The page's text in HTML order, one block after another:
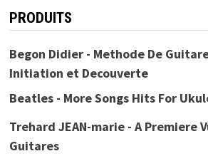
PRODUITS
Begon Didier - Methode De
Initiation et Decouverte
Beatles - More Songs Hits For
Trehard JEAN-marie - A Premiere
Guitares